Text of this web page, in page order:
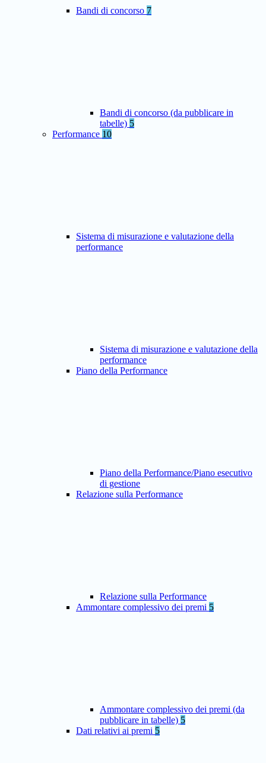
Bandi di concorso 7
Bandi di concorso (da pubblicare in
tabelle) 5
Performance 10
Sistema di misurazione e valutazione della
performance
Sistema di misurazione e valutazione della
performance
Piano della Performance
Piano della Performance/Piano esecutivo
di gestione
Relazione sulla Performance
Relazione sulla Performance
Ammontare complessivo dei premi 5
Ammontare complessivo dei premi (da
pubblicare in tabelle) 5
Dati relativi ai premi 5